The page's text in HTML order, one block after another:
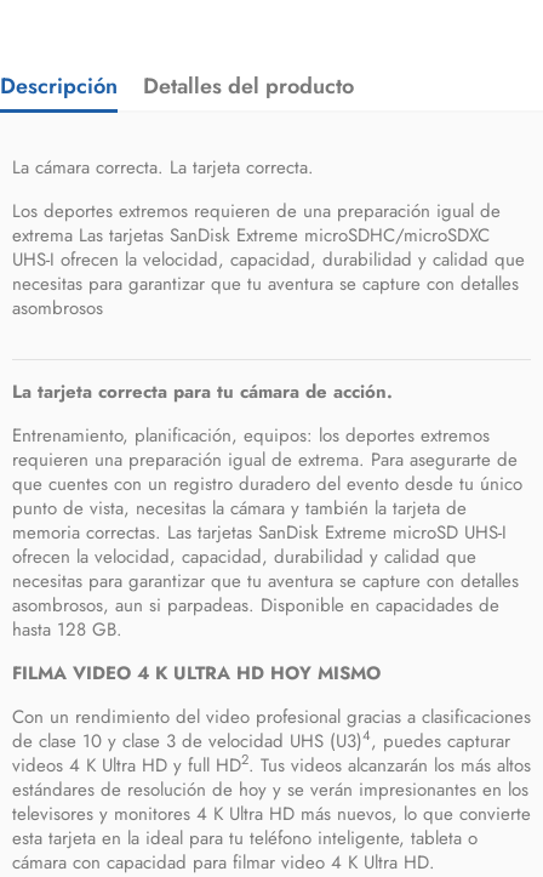
Descripción Detalles del producto
La cámara correcta. La tarjeta correcta.
Los deportes extremos requieren de una preparación igual de
extrema Las tarjetas SanDisk Extreme microSDHC/microSDXC
UHS-I ofrecen la velocidad, capacidad, durabilidad y calidad que
necesitas para garantizar que tu aventura se capture con detalles
asombrosos
La tarjeta correcta para tu cámara de acción.
Entrenamiento, planificación, equipos: los deportes extremos
requieren una preparación igual de extrema. Para asegurarte de
que cuentes con un registro duradero del evento desde tu único
punto de vista, necesitas la cámara y también la tarjeta de
memoria correctas. Las tarjetas SanDisk Extreme microSD UHS-I
ofrecen la velocidad, capacidad, durabilidad y calidad que
necesitas para garantizar que tu aventura se capture con detalles
asombrosos, aun si parpadeas. Disponible en capacidades de
hasta 128 GB.
FILMA VIDEO 4 K ULTRA HD HOY MISMO
Con un rendimiento del video profesional gracias a clasificaciones
de clase 10 y clase 3 de velocidad UHS (U3)4, puedes capturar
videos 4 K Ultra HD y full HD2. Tus videos alcanzarán los más altos
estándares de resolución de hoy y se verán impresionantes en los
televisores y monitores 4 K Ultra HD más nuevos, lo que convierte
esta tarjeta en la ideal para tu teléfono inteligente, tableta o
cámara con capacidad para filmar video 4 K Ultra HD.